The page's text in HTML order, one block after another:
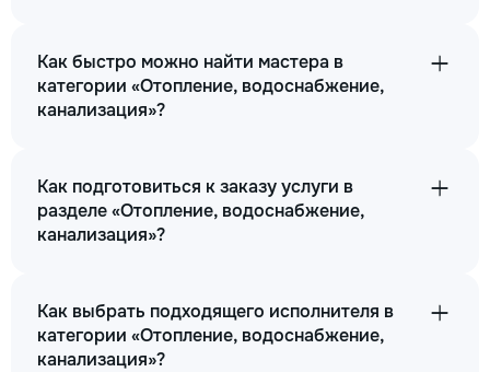
Как быстро можно найти мастера в
категории «Отопление, водоснабжение,
канализация»?
Как подготовиться к заказу услуги в
разделе «Отопление, водоснабжение,
канализация»?
Как выбрать подходящего исполнителя в
категории «Отопление, водоснабжение,
канализация»?